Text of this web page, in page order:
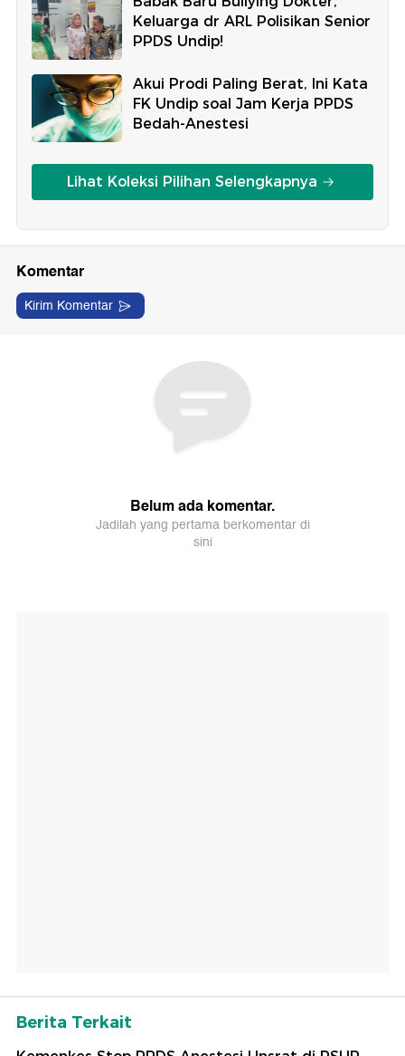
Keluarga dr ARL Polisikan Senior
PPDS Undip!
Akui Prodi Paling Berat, Ini Kata
FK Undip soal Jam Kerja PPDS
Bedah-Anestesi
Lihat Koleksi Pilihan Selengkapnya
Berita Terkait